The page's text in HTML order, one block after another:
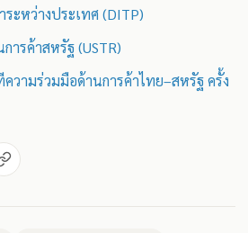
ระหว่างประเทศ (DITP)
ารค้าสหรัฐ (USTR)
ความร่วมมือด้านการค้าไทย–สหรัฐ ครั้ง